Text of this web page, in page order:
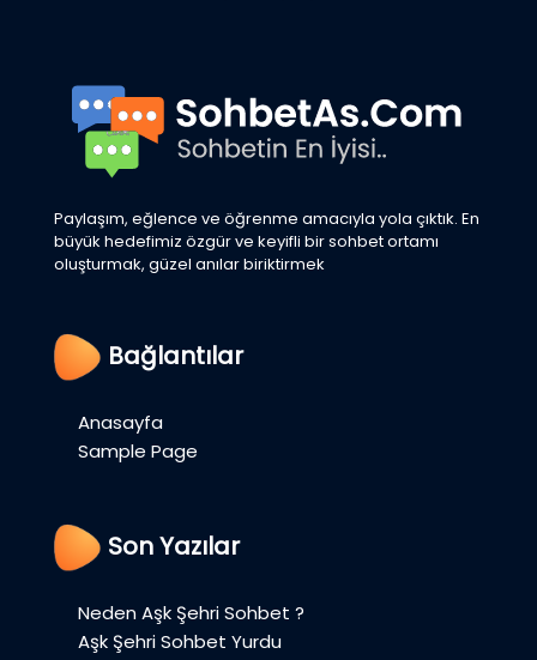
Paylaşım, eğlence ve öğrenme amacıyla yola çıktık. En
büyük hedefimiz özgür ve keyifli bir sohbet ortamı
oluşturmak, güzel anılar biriktirmek
Bağlantılar
Anasayfa
Sample Page
Son Yazılar
Neden Aşk Şehri Sohbet ?
Aşk Şehri Sohbet Yurdu